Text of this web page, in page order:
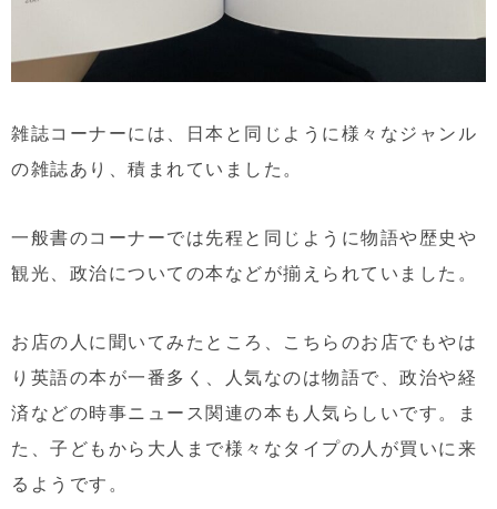
雑誌コーナーには、日本と同じように様々なジャンル
の雑誌あり、積まれていました。
一般書のコーナーでは先程と同じように物語や歴史や
観光、政治についての本などが揃えられていました。
お店の人に聞いてみたところ、こちらのお店でもやは
り英語の本が一番多く、人気なのは物語で、政治や経
済などの時事ニュース関連の本も人気らしいです。ま
た、子どもから大人まで様々なタイプの人が買いに来
るようです。